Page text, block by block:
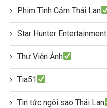
Phim Tình Cảm Thái Lan
Star Hunter Entertainment
Thư Viện Ảnh
Tia51
Tin tức ngôi sao Thái Lan